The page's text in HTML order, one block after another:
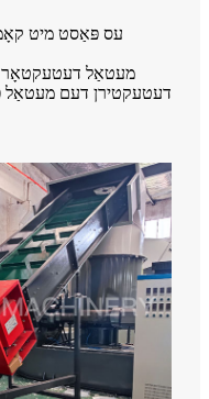
דעטעקטירן דעם מעטאַל